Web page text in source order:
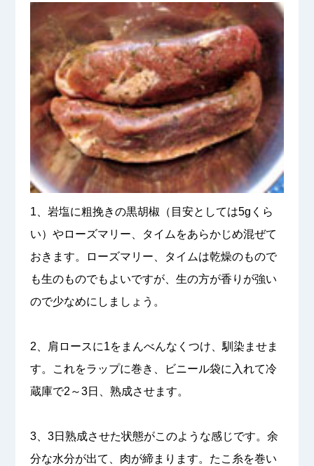
1、岩塩に粗挽きの黒胡椒（目安としては5gくら
い）やローズマリー、タイムをあらかじめ混ぜて
おきます。ローズマリー、タイムは乾燥のもので
も生のものでもよいですが、生の方が香りが強い
ので少なめにしましょう。
2、肩ロースに1をまんべんなくつけ、馴染ませま
す。これをラップに巻き、ビニール袋に入れて冷
蔵庫で2～3日、熟成させます。
3、3日熟成させた状態がこのような感じです。余
分な水分が出て、肉が締まります。たこ糸を巻い